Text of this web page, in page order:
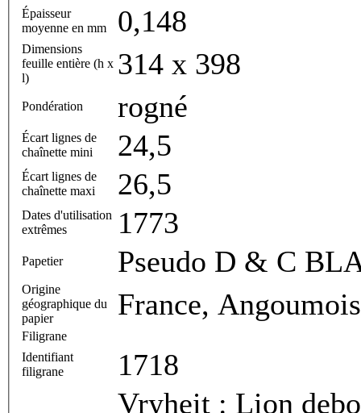
Épaisseur
moyenne en mm
0,148
Dimensions
feuille entière (h x
l)
314 x 398
Pondération rogné
Écart lignes de
chaînette mini
24,5
Écart lignes de
chaînette maxi
26,5
Dates d'utilisation
extrêmes
1773
Papetier Pseudo D & C
Origine
géographique du
papier
France, Angoumois
Filigrane
Identifiant
filigrane
1718
Vryheit : Lion